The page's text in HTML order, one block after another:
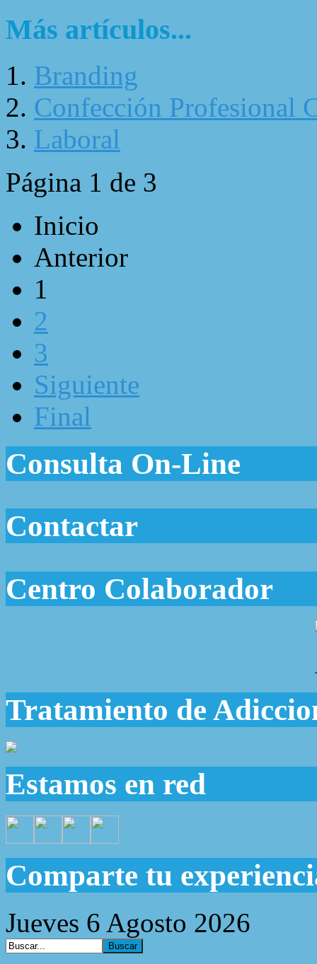
Más artículos...
Branding
Confección Profesional
Laboral
Página 1 de 3
Inicio
Anterior
1
2
3
Siguiente
Final
Consulta On-Line
Contactar
Centro Colaborador
Tratamiento de
Estamos en red
Comparte tu
Jueves 6 Agosto 2026